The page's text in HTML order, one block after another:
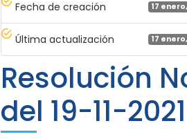
Fecha de creación 17
Última actualización 17
Resolución
del 19-11-2021